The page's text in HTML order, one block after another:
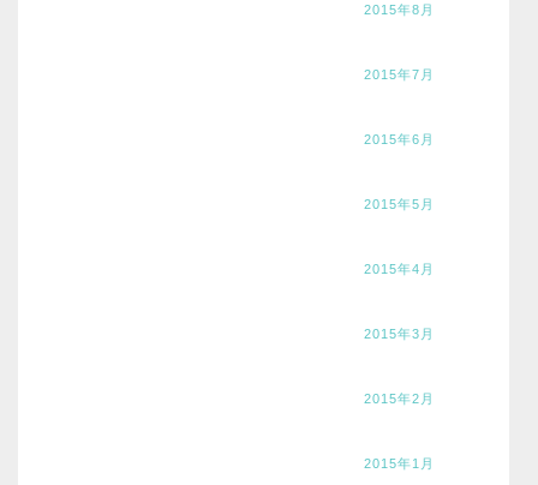
2015年8月
2015年7月
2015年6月
2015年5月
2015年4月
2015年3月
2015年2月
2015年1月